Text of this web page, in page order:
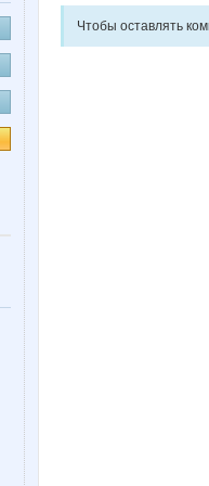
Чтобы оставлять